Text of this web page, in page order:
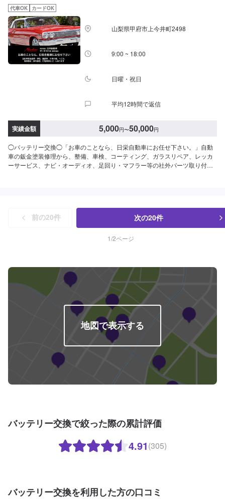
車の燃料代はお客様にご負担いただいております。-----ご来店時の注意、受付
方法-----当工場は河口湖方面から１３７号線御坂みち沿いになります。入庫の
際はお気をつけてお越しください。駐車スペースは事務所前の空いているス
ペースに駐車してください。受付はスタッフへ「メンテモで予約しました」
とお伝えください。ご案内いたします。【定休日・営業時間】定休日：日曜
日、祝日営業時間：8:30~17:30
代車OK カードOK
山梨県甲府市上今井町2498
9:00 ~ 18:00
日曜・祝日
平均12時間で返信
実績金額 5,000円〜50,000円
◯バッテリー交換◯「お車のことなら、日栄自動車にお任せ下さい。」自動
車の鈑金塗装修理から、整備、車検、コーティング、ガラスリペア、レッカ
ーサービス、ナビ・オーディオ、足回り・マフラー等の社外パーツ取り付け
にご納得いただければ作業開始【4】仕上がり次第納車◯パーツのお持ち込み
について◯新品・中古パーツのお持ち込み可能ですオファーにて詳細をお送
り頂きますようお願い致します。◯代車について◯代車無料貸出しておりま
す。作業中は代車をご利用ください。燃料代はお客様にご負担頂いておりま
前の20件 次の20件
1/2ページ
地図で表示する
バッテリー交換で絞った際の累計評価
4.91(305)
バッテリー交換を利用した方の口コミ